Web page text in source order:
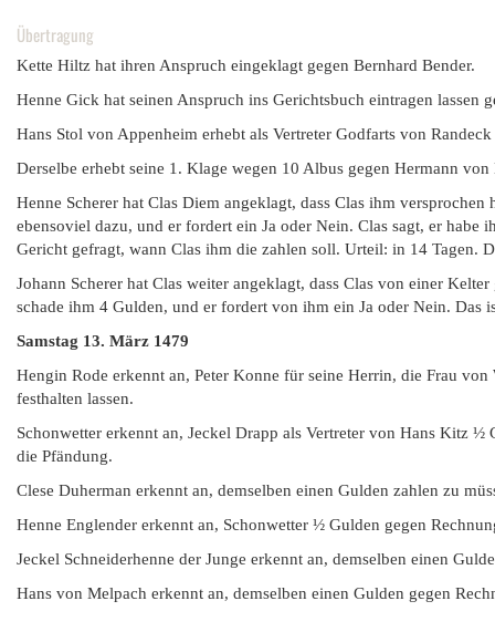
Übertragung
Kette Hiltz hat ihren Anspruch eingeklagt gegen Bernhard Bender.
Henne Gick hat seinen Anspruch ins Gerichtsbuch eintragen lassen
Hans Stol von Appenheim erhebt als Vertreter Godfarts von
Derselbe erhebt seine 1. Klage wegen 10 Albus gegen Hermann
Henne Scherer hat Clas Diem angeklagt, dass Clas ihm
ebensoviel dazu, und er fordert ein Ja oder Nein. Clas sagt, er habe
Gericht gefragt, wann Clas ihm die zahlen soll. Urteil: in 14 Tagen.
Johann Scherer hat Clas weiter angeklagt, dass Clas von einer
schade ihm 4 Gulden, und er fordert von ihm ein Ja oder Nein. Das
Samstag 13. März 1479
Hengin Rode erkennt an, Peter Konne für seine Herrin, die Frau
festhalten lassen.
Schonwetter erkennt an, Jeckel Drapp als Vertreter von Hans Kitz
die Pfändung.
Clese Duherman erkennt an, demselben einen Gulden zahlen zu
Henne Englender erkennt an, Schonwetter ½ Gulden gegen
Jeckel Schneiderhenne der Junge erkennt an, demselben einen
Hans von Melpach erkennt an, demselben einen Gulden gegen